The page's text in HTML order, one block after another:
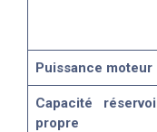
Puissance moteur
Capacité
propre